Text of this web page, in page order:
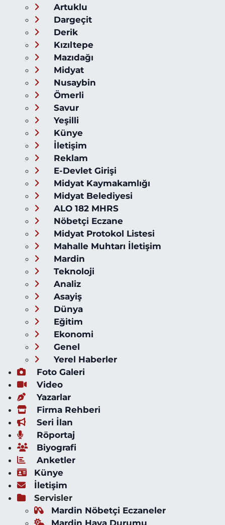
Artuklu
Dargeçit
Derik
Kızıltepe
Mazıdağı
Midyat
Nusaybin
Ömerli
Savur
Yeşilli
Künye
İletişim
Reklam
E-Devlet Girişi
Midyat Kaymakamlığı
Midyat Belediyesi
ALO 182 MHRS
Nöbetçi Eczane
Midyat Protokol Listesi
Mahalle Muhtarı İletişim
Mardin
Teknoloji
Analiz
Asayiş
Dünya
Eğitim
Ekonomi
Genel
Yerel Haberler
Foto Galeri
Video
Yazarlar
Firma Rehberi
Seri İlan
Röportaj
Biyografi
Anketler
Künye
İletişim
Servisler
Mardin Nöbetçi Eczaneler
Mardin Hava Durumu